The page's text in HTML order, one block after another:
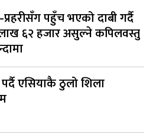
पहुँच भएको दाबी गर्दै
६२ हजार असुल्ने कपिलवस्तु
एसियाकै ठुलो शिला